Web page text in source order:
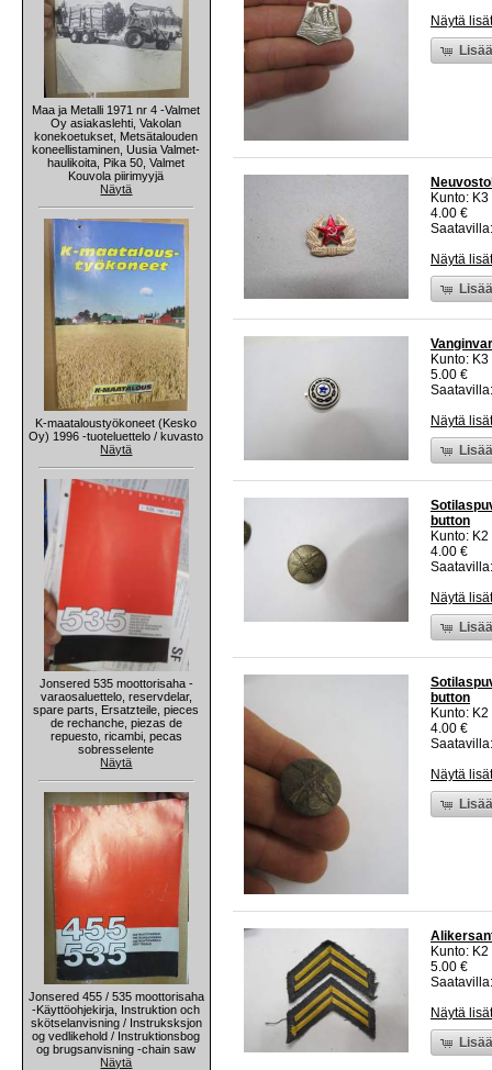
Maa ja Metalli 1971 nr 4 -Valmet
Oy asiakaslehti, Vakolan
konekoetukset, Metsätalouden
koneellistaminen, Uusia Valmet-
haulikoita, Pika 50, Valmet
Kouvola piirimyyjä
Näytä
K-maataloustyökoneet (Kesko
Oy) 1996 -tuoteluettelo / kuvasto
Näytä
Jonsered 535 moottorisaha -
varaosaluettelo, reservdelar,
spare parts, Ersatzteile, pieces
de rechanche, piezas de
repuesto, ricambi, pecas
sobresselente
Näytä
Jonsered 455 / 535 moottorisaha
-Käyttöohjekirja, Instruktion och
skötselanvisning / Instruksksjon
og vedlikehold / Instruktionsbog
og brugsanvisning -chain saw
Näytä
Näytä
Kunto:
4.00 €
Näytä
Kunto:
5.00 €
Näytä
button
Kunto:
4.00 €
Näytä
button
Kunto:
4.00 €
Näytä
Kunto:
5.00 €
Näytä